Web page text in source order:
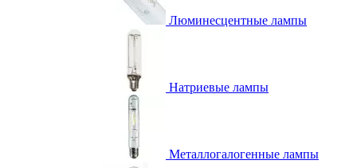
Люминесцентные лампы
Натриевые лампы
Металлогалогенные лампы